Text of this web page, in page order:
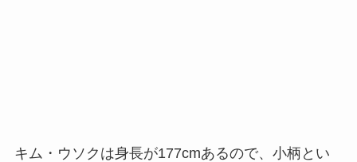
キム・ウソクは身長が177cmあるので、小柄とい